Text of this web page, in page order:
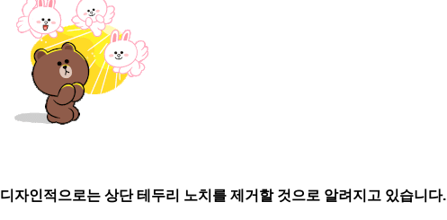
디자인적으로는 상단 테두리 노치를 제거할 것으로 알려지고 있습니다.